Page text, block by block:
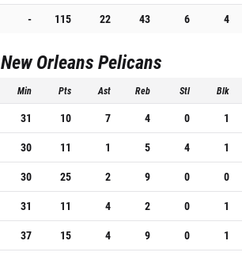
- 115 22 43 6 4
New Orleans Pelicans
Min Pts Ast Reb Stl Blk
31 10 7 4 0
1
30 11 1 5 4
1
30 25 2 9 0
0
31 11 4 2 0
1
37 15 4 9 0
1